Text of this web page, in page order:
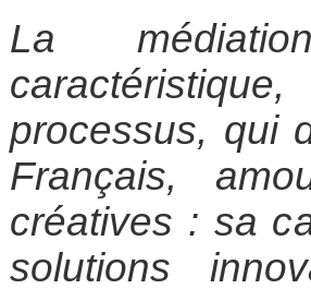
La
processus, qui
Français,
créatives : sa
solutions